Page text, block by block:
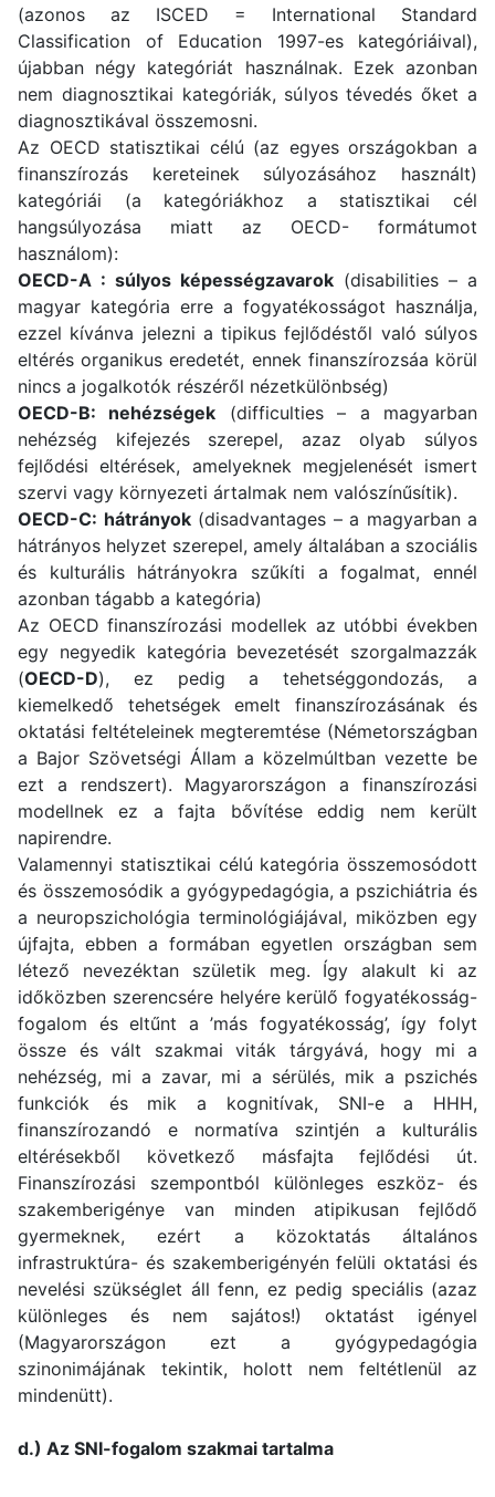
(azonos az ISCED = International Standard
Classification of Education 1997-es kategóriáival),
újabban négy kategóriát használnak. Ezek azonban
nem diagnosztikai kategóriák, súlyos tévedés őket a
diagnosztikával összemosni.
Az OECD statisztikai célú (az egyes országokban a
finanszírozás kereteinek súlyozásához használt)
kategóriái (a kategóriákhoz a statisztikai cél
hangsúlyozása miatt az OECD- formátumot
használom):
OECD-A : súlyos képességzavarok (disabilities – a
magyar kategória erre a fogyatékosságot használja,
ezzel kívánva jelezni a tipikus fejlődéstől való súlyos
eltérés organikus eredetét, ennek finanszírozsáa körül
nincs a jogalkotók részéről nézetkülönbség)
OECD-B: nehézségek (difficulties – a magyarban
nehézség kifejezés szerepel, azaz olyab súlyos
fejlődési eltérések, amelyeknek megjelenését ismert
szervi vagy környezeti ártalmak nem valószínűsítik).
OECD-C: hátrányok(disadvantages – a magyarban a
hátrányos helyzet szerepel, amely általában a szociális
és kulturális hátrányokra szűkíti a fogalmat, ennél
azonban tágabb a kategória)
Az OECD finanszírozási modellek az utóbbi években
egy negyedik kategória bevezetését szorgalmazzák
(OECD-D), ez pedig a tehetséggondozás, a
kiemelkedő tehetségek emelt finanszírozásának és
oktatási feltételeinek megteremtése (Németországban
a Bajor Szövetségi Állam a közelmúltban vezette be
ezt a rendszert). Magyarországon a finanszírozási
modellnek ez a fajta bővítése eddig nem került
napirendre.
Valamennyi statisztikai célú kategória összemosódott
és összemosódik a gyógypedagógia, a pszichiátria és
a neuropszichológia terminológiájával, miközben egy
újfajta, ebben a formában egyetlen országban sem
létező nevezéktan születik meg. Így alakult ki az
időközben szerencsére helyére kerülő fogyatékosság-
fogalom és eltűnt a ’más fogyatékosság’, így folyt
össze és vált szakmai viták tárgyává, hogy mi a
nehézség, mi a zavar, mi a sérülés, mik a pszichés
funkciók és mik a kognitívak, SNI-e a HHH,
finanszírozandó e normatíva szintjén a kulturális
eltérésekből következő másfajta fejlődési út.
Finanszírozási szempontból különleges eszköz- és
szakemberigénye van minden atipikusan fejlődő
gyermeknek, ezért a közoktatás általános
infrastruktúra- és szakemberigényén felüli oktatási és
nevelési szükséglet áll fenn, ez pedig speciális (azaz
különleges és nem sajátos!) oktatást igényel
(Magyarországon ezt a gyógypedagógia
szinonimájának tekintik, holott nem feltétlenül az
mindenütt).
d.) Az SNI-fogalom szakmai tartalma